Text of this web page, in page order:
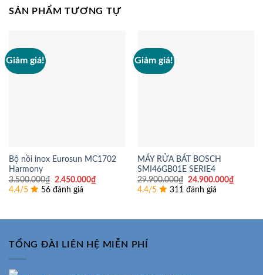
SẢN PHẨM TƯƠNG TỰ
Giảm giá!
Bộ nồi inox Eurosun MC1702
Harmony
3.500.000₫ Giá
gốc
là:
2.450.000₫Giá
4.4/5 56 đánh giá
Giảm giá!
MÁY RỬA BÁT BOSCH
SMI46GB01E SERIE4
29.900.000₫ Giá
gốc
là:
24.900.000₫Giá
4.4/5 311 đánh giá
TỔNG ĐÀI LIÊN HỆ MIỄN PHÍ